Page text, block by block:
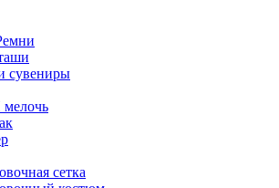
сувениры
сетка